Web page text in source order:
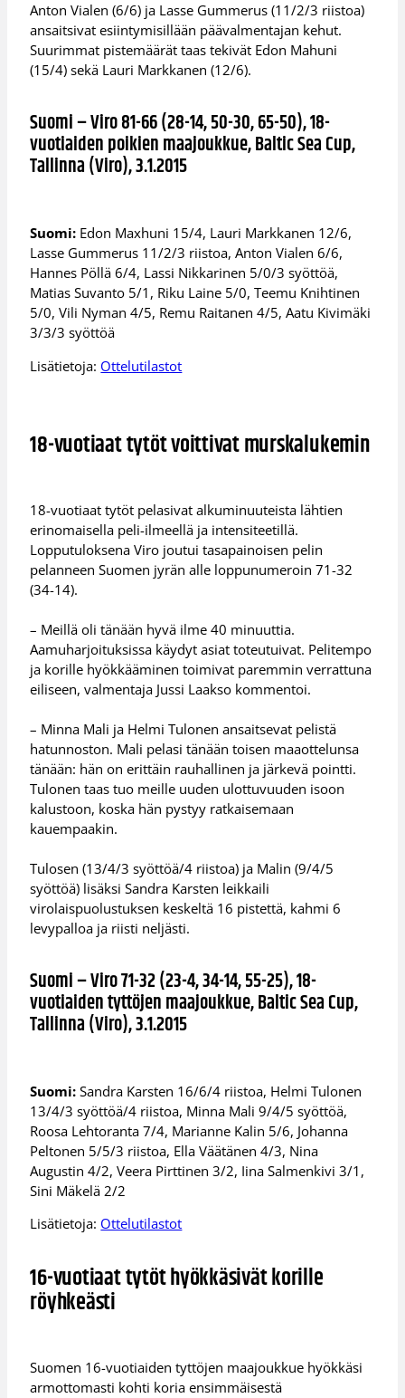
Anton Vialen (6/6) ja Lasse Gummerus (11/2/3 riistoa)
ansaitsivat esiintymisillään päävalmentajan kehut.
Suurimmat pistemäärät taas tekivät Edon Mahuni
(15/4) sekä Lauri Markkanen (12/6).
Suomi – Viro 81-66 (28-14, 50-30, 65-50), 18-
vuotiaiden poikien maajoukkue, Baltic Sea Cup,
Tallinna (Viro), 3.1.2015
Suomi: Edon Maxhuni 15/4, Lauri Markkanen 12/6,
Lasse Gummerus 11/2/3 riistoa, Anton Vialen 6/6,
Hannes Pöllä 6/4, Lassi Nikkarinen 5/0/3 syöttöä,
Matias Suvanto 5/1, Riku Laine 5/0, Teemu Knihtinen
5/0, Vili Nyman 4/5, Remu Raitanen 4/5, Aatu Kivimäki
3/3/3 syöttöä
Lisätietoja: Ottelutilastot
18-vuotiaat tytöt voittivat murskalukemin
18-vuotiaat tytöt pelasivat alkuminuuteista lähtien
erinomaisella peli-ilmeellä ja intensiteetillä.
Lopputuloksena Viro joutui tasapainoisen pelin
pelanneen Suomen jyrän alle loppunumeroin 71-32
(34-14).
– Meillä oli tänään hyvä ilme 40 minuuttia.
Aamuharjoituksissa käydyt asiat toteutuivat. Pelitempo
ja korille hyökkääminen toimivat paremmin verrattuna
eiliseen, valmentaja Jussi Laakso kommentoi.
– Minna Mali ja Helmi Tulonen ansaitsevat pelistä
hatunnoston. Mali pelasi tänään toisen maaottelunsa
tänään: hän on erittäin rauhallinen ja järkevä pointti.
Tulonen taas tuo meille uuden ulottuvuuden isoon
kalustoon, koska hän pystyy ratkaisemaan
kauempaakin.
Tulosen (13/4/3 syöttöä/4 riistoa) ja Malin (9/4/5
syöttöä) lisäksi Sandra Karsten leikkaili
virolaispuolustuksen keskeltä 16 pistettä, kahmi 6
levypalloa ja riisti neljästi.
Suomi – Viro 71-32 (23-4, 34-14, 55-25), 18-
vuotiaiden tyttöjen maajoukkue, Baltic Sea Cup,
Tallinna (Viro), 3.1.2015
Suomi: Sandra Karsten 16/6/4 riistoa, Helmi Tulonen
13/4/3 syöttöä/4 riistoa, Minna Mali 9/4/5 syöttöä,
Roosa Lehtoranta 7/4, Marianne Kalin 5/6, Johanna
Peltonen 5/5/3 riistoa, Ella Väätänen 4/3, Nina
Augustin 4/2, Veera Pirttinen 3/2, Iina Salmenkivi 3/1,
Sini Mäkelä 2/2
Lisätietoja: Ottelutilastot
16-vuotiaat tytöt hyökkäsivät korille
röyhkeästi
Suomen 16-vuotiaiden tyttöjen maajoukkue hyökkäsi
armottomasti kohti koria ensimmäisestä